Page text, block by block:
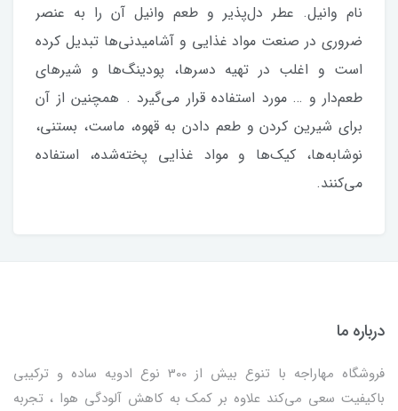
نام وانیل. عطر دل‌پذیر و طعم وانیل آن را به عنصر
ضروری در صنعت مواد غذایی و آشامیدنی‌ها تبدیل کرده
است و اغلب در تهیه دسرها، پودینگ‌ها و شیرهای
طعم‌دار و … مورد استفاده قرار می‌گیرد . همچنین از آن
برای شیرین کردن و طعم دادن به قهوه، ماست، بستنی،
نوشابه‌ها، کیک‌ها و مواد غذایی پخته‌شده، استفاده
می‌کنند.
درباره ما
فروشگاه مهاراجه با تنوع بیش از 300 نوع ادویه ساده و ترکیبی
باکیفیت سعی می‌کند علاوه بر کمک به کاهش آلودگی هوا ، تجربه